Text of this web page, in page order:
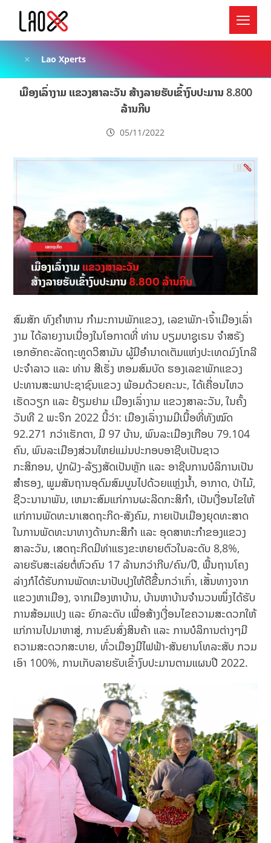
Lao Xperts
ເມືອງເລົ່າງາມ ແຂວງສາລະວັນ ສ້າງລາຍຮັບເຂົ້າງົບປະມານ 8.800
ລ້ານກີບ
05/11/2022
ສົມສັກ ທົງຄໍາຫານ ກໍາມະການພັກແຂວງ, ເລຂາພັກ-ເຈົ້າເມືອງເລົ່າ
ງາມ ໄດ້ລາຍງານເນື່ອງໃນໂອກາດທີ່ ທ່ານ ບຽມບາຊູເຣນ ຈຳສຣັງ
ເອກອັກຄະລັດຖະທູດວິສາມັນ ຜູ້ມີອຳນາດເຕັມແຫ່ງປະເທດມົງໂກລີ
ປະຈຳລາວ ແລະ ທ່ານ ສີເຮັ່ງ ຫອມສົມບັດ ຮອງເລຂາພັກແຂວງ
ປະທານສະພາປະຊາຊົນແຂວງ ພ້ອມດ້ວຍຄະນະ, ໄດ້ເຄື່ອນໄຫວ
ເຮັດວຽກ ແລະ ຢ້ຽມຢາມ ເມືອງເລົ່າງາມ ແຂວງສາລະວັນ, ໃນຄັ້ງ
ວັນທີ 2 ພະຈິກ 2022 ນີ້ວ່າ: ເມືອງເລົ່າງາມມີເນື້ອທີ່ທັງໝົດ
92.271 ກວ່າເຮັກຕາ, ມີ 97 ບ້ານ, ພົນລະເມືອງເກືອບ 79.104
ຄົນ, ພົນລະເມືອງສ່ວນໃຫຍ່ແມ່ນປະກອບອາຊີບເປັນຊາວ
ກະສິກອນ, ປູກຝັງ-ລ້ຽງສັດເປັນຫຼັກ ແລະ ອາຊີບການບໍລິການເປັນ
ສໍາຮອງ, ພູມສັນຖານອຸດົມສົມບູນໄປດ້ວຍແຫຼ່ງນໍ້າ, ອາກາດ, ປ່າໄມ້,
ຊີວະນານາພັນ, ເຫມາະສົມແກ່ການຜະລິດກະສິກໍາ, ເປັນເງື່ອນໄຂໃຫ້
ແກ່ການພັດທະນາເສດຖະກິດ-ສັງຄົມ, ກາຍເປັນເມືອງຍຸດທະສາດ
ໃນການພັດທະນາທາງດ້ານກະສິກໍາ ແລະ ອຸດສາຫະກໍາຂອງແຂວງ
ສາລະວັນ, ເສດຖະກິດມີທ່າແຮງຂະຫຍາຍຕົວໃນລະດັບ 8,8%,
ລາຍຮັບສະເລ່ຍຕໍ່ຫົວຄົນ 17 ລ້ານກວ່າກີບ/ຄົນ/ປີ, ພື້ນຖານໂຄງ
ລ່າງກໍໄດ້ຮັບການພັດທະນາປັບປຸງໃຫ້ດີຂື້ນກວ່າເກົ່າ, ເສັ້ນທາງຈາກ
ແຂວງຫາເມືອງ, ຈາກເມືອງຫາບ້ານ, ບ້ານຫາບ້ານຈໍານວນໜຶ່ງໄດ້ຮັບ
ການສ້ອມແປງ ແລະ ຍົກລະດັບ ເພື່ອສ້າງເງື່ອນໄຂຄວາມສະດວກໃຫ້
ແກ່ການໄປມາຫາສູ່, ການຂົນສົ່ງສິນຄ້າ ແລະ ການບໍລິການຕ່າງໆມີ
ຄວາມສະດວກສະບາຍ, ທົ່ວເມືອງມີໄຟຟ້າ-ສັນຍານໂທລະສັບ ກວມ
ເອົາ 100%, ການເກັບລາຍຮັບເຂົ້າງົບປະມານຕາມແຜນປີ 2022.